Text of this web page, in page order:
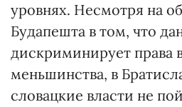
уровнях. Несмотря на
Будапешта в том, что
дискриминирует права
меньшинства, в
словацкие власти не